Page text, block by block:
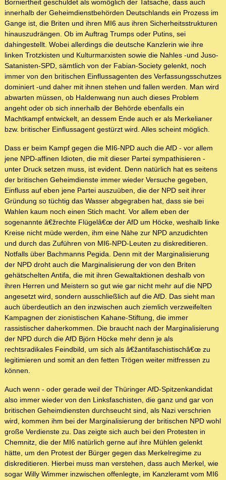
Borniertheit geschuldet als womöglich der Tatsache, dass auch
innerhalb der Geheimdienstbehörden Deutschlands ein Prozess im
Gange ist, die Briten und ihren MI6 aus ihren Sicherheitsstrukturen
hinauszudrängen. Ob im Auftrag Trumps oder Putins, sei
dahingestellt. Wobei allerdings die deutsche Kanzlerin wie ihre
linken Trotzkisten und Kulturmarxisten sowie die Nahles -und Juso-
Satanisten-SPD, sämtlich von der Fabian-Society gelenkt, noch
immer von den britischen Einflussagenten des Verfassungsschutzes
dominiert -und daher mit ihnen stehen und fallen werden. Man wird
abwarten müssen, ob Haldenwang nun auch dieses Problem
angeht oder ob sich innerhalb der Behörde ebenfalls ein
Machtkampf entwickelt, an dessem Ende auch er als Merkelianer
bzw. britischer Einflussagent gestürzt wird. Alles scheint möglich.
Dass er beim Kampf gegen die MI6-NPD auch die AfD - vor allem
jene NPD-affinen Idioten, die mit dieser Partei sympathisieren -
unter Druck setzen muss, ist evident. Denn natürlich hat es seitens
der britischen Geheimdienste immer wieder Versuche gegeben,
Einfluss auf eben jene Partei auszuüben, die der NPD seit ihrer
Gründung so tüchtig das Wasser abgegraben hat, dass sie bei
Wahlen kaum noch einen Stich macht. Vor allem eben der
sogenannte â€žrechte Flügelâ€œ der AfD um Höcke, weshalb linke
Kreise nicht müde werden, ihm eine Nähe zur NPD anzudichten
und durch das Zuführen von MI6-NPD-Leuten zu diskreditieren.
Notfalls über Bachmanns Pegida. Denn mit der Marginalisierung
der NPD droht auch die Marginalisierung der von den Briten
gehätschelten Antifa, die mit ihren Gewaltaktionen deshalb von
ihren Herren und Meistern so gut wie gar nicht mehr auf die NPD
angesetzt wird, sondern ausschließlich auf die AfD. Das sieht man
auch überdeutlich an den inzwischen auch ziemlich verzweifelten
Kampagnen der zionistischen Kahane-Stiftung, die immer
rassistischer daherkommen. Die braucht nach der Marginalisierung
der NPD durch die AfD Björn Höcke mehr denn je als
rechtsradikales Feindbild, um sich als â€žantifaschistischâ€œ zu
legitimieren und somit an den fetten Trögen weiter mitfressen zu
können.
Auch wenn - oder gerade weil der Thüringer AfD-Spitzenkandidat
also immer wieder von den Linksfaschisten, die ganz und gar von
britischen Geheimdiensten durchseucht sind, als Nazi verschrien
wird, kommen ihm bei der Marginalisierung der britischen NPD wohl
große Verdienste zu. Das zeigte sich auch bei den Protesten in
Chemnitz, die der MI6 natürlich gerne auf ihre Mühlen gelenkt
hätte, um den Protest der Bürger gegen das Merkelregime zu
diskreditieren. Hierbei muss man verstehen, dass auch Merkel, wie
sogar Willy Wimmer inzwischen offenlegte, im Kanzleramt vom MI6